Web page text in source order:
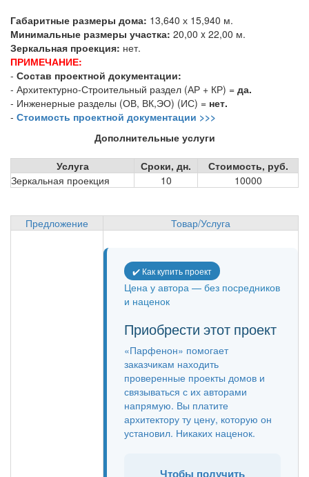
Габаритные размеры дома: 13,640 х 15,940 м.
Минимальные размеры участка: 20,00 x 22,00 м.
Зеркальная проекция: нет.
ПРИМЕЧАНИЕ:
- Состав проектной документации:
- Архитектурно-Строительный раздел (АР + КР) = да.
- Инженерные разделы (ОВ, ВК,ЭО) (ИС) = нет.
- Стоимость проектной документации >>>
Дополнительные услуги
Услуга Сроки, дн.
Стоимость, руб.
Зеркальная проекция
10 10000
Предложение Товар/Услуга
✔️ Как купить проект
Цена у автора — без посредников
и наценок
Приобрести этот проект
«Парфенон» помогает
заказчикам находить
проверенные проекты домов и
связываться с их авторами
напрямую. Вы платите
архитектору ту цену, которую он
установил. Никаких наценок.
Чтобы получить